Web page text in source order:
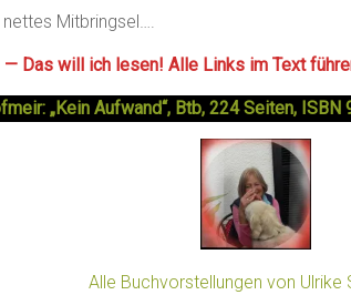
Mitbringsel….
— Das will ich lesen! Alle Links im Text
„Kein Aufwand“, Btb, 224 Seiten,
Alle Buchvorstellungen von Ulrike